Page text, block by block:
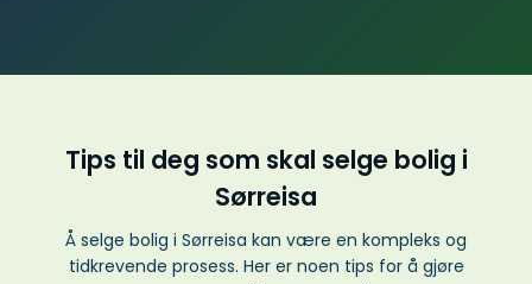
Tips til deg som skal selge bolig i
Sørreisa
Å selge bolig i Sørreisa kan være en kompleks og
tidkrevende prosess. Her er noen tips for å gjøre